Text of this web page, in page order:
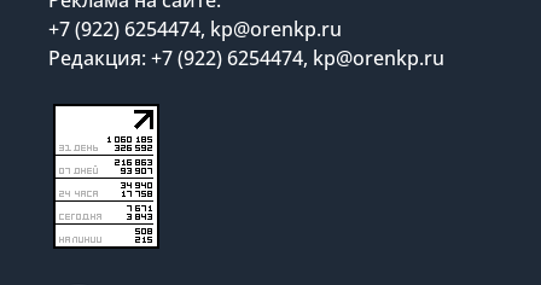
+7 (922) 6254474, kp@orenkp.ru
Редакция: +7 (922) 6254474, kp@orenkp.ru